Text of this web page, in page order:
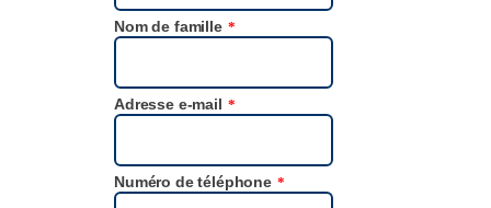
Nom de famille *
Adresse e-mail *
Numéro de téléphone *